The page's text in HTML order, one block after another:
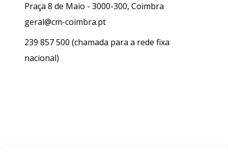
Praça 8 de Maio - 3000-300, Coimbra
geral@cm-coimbra.pt
239 857 500 (chamada para a rede fixa
nacional)